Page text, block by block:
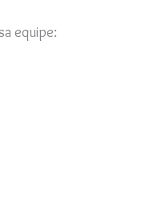
equipe: